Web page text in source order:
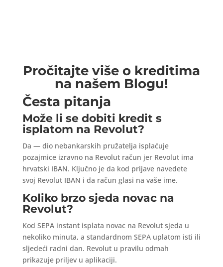
Pročitajte više o kreditima
na našem Blogu!
Česta pitanja
Može li se dobiti kredit s
isplatom na Revolut?
Da — dio nebankarskih pružatelja isplaćuje
pozajmice izravno na Revolut račun jer Revolut ima
hrvatski IBAN. Ključno je da kod prijave navedete
svoj Revolut IBAN i da račun glasi na vaše ime.
Koliko brzo sjeda novac na
Revolut?
Kod SEPA instant isplata novac na Revolut sjeda u
nekoliko minuta, a standardnom SEPA uplatom isti ili
sljedeći radni dan. Revolut u pravilu odmah
prikazuje priljev u aplikaciji.